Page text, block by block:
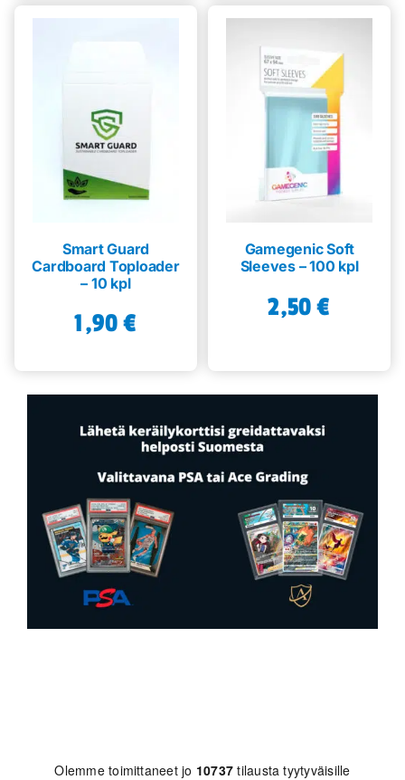
Smart Guard
Cardboard Toploader
– 10 kpl
1,90€
Gamegenic Soft
Sleeves – 100 kpl
2,50€
Olemme toimittaneet jo 10737 tilausta tyytyväisille